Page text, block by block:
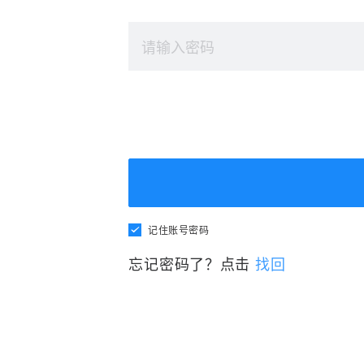
记住账号密码
忘记密码了？点击 找回